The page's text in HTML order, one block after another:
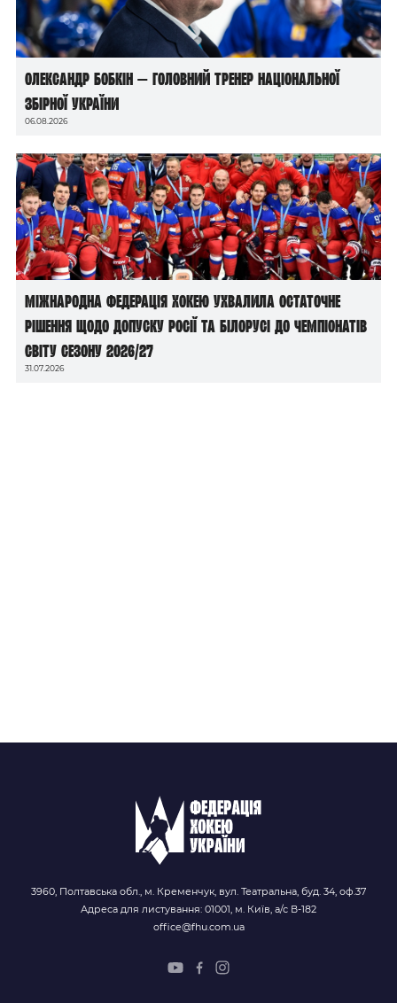
Олександр Бобкін — головний тренер національної
збірної України
06.08.2026
Міжнародна федерація хокею ухвалила остаточне
рішення щодо допуску росії та білорусі до чемпіонатів
світу сезону 2026/27
31.07.2026
3960, Полтавська обл., м. Кременчук, вул. Театральна, буд. 34, оф.37
Адреса для листування: 01001, м. Київ, а/с В-182
office@fhu.com.ua